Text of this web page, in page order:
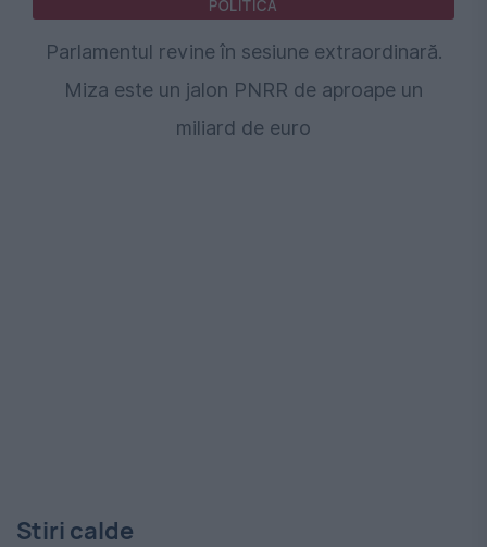
POLITICA
Parlamentul revine în sesiune extraordinară.
Miza este un jalon PNRR de aproape un
miliard de euro
Stiri calde